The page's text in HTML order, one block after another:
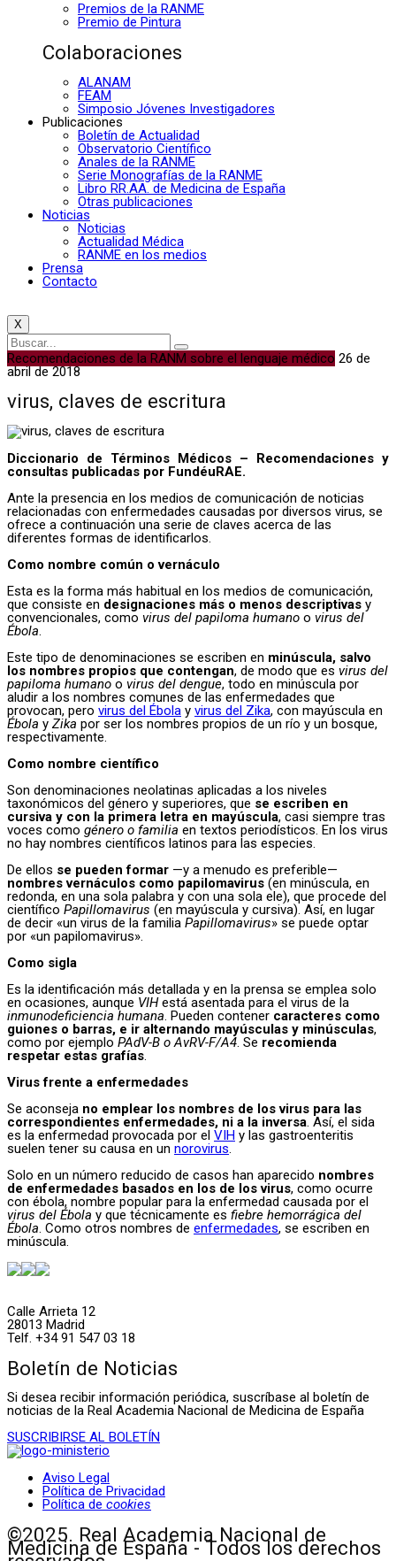
Premios de la RANME
Premio de Pintura
Colaboraciones
ALANAM
FEAM
Simposio Jóvenes Investigadores
Publicaciones
Boletín de Actualidad
Observatorio Científico
Anales de la RANME
Serie Monografías de la RANME
Libro RR.AA. de Medicina de España
Otras publicaciones
Noticias
Noticias
Actualidad Médica
RANME en los medios
Prensa
Contacto
X
Recomendaciones de la RANM sobre el lenguaje médico 26 de
abril de 2018
virus, claves de escritura
Diccionario de Términos Médicos – Recomendaciones y
consultas publicadas por FundéuRAE.
Ante la presencia en los medios de comunicación de noticias
relacionadas con enfermedades causadas por diversos virus, se
ofrece a continuación una serie de claves acerca de las
diferentes formas de identificarlos.
Como nombre común o vernáculo
Esta es la forma más habitual en los medios de comunicación,
que consiste en designaciones más o menos descriptivas y
convencionales, como virus del papiloma humano o virus del
Ébola.
Este tipo de denominaciones se escriben en minúscula, salvo
los nombres propios que contengan, de modo que es virus del
papiloma humano o virus del dengue, todo en minúscula por
aludir a los nombres comunes de las enfermedades que
provocan, pero virus del Ébola y virus del Zika, con mayúscula en
Ébola y Zika por ser los nombres propios de un río y un bosque,
respectivamente.
Como nombre científico
Son denominaciones neolatinas aplicadas a los niveles
taxonómicos del género y superiores, que se escriben en
cursiva y con la primera letra en mayúscula, casi siempre tras
voces como género o familia en textos periodísticos. En los virus
no hay nombres científicos latinos para las especies.
De ellos se pueden formar —y a menudo es preferible—
nombres vernáculos como papilomavirus (en minúscula, en
redonda, en una sola palabra y con una sola ele), que procede del
científico Papillomavirus (en mayúscula y cursiva). Así, en lugar
de decir «un virus de la familia Papillomavirus» se puede optar
por «un papilomavirus».
Como sigla
Es la identificación más detallada y en la prensa se emplea solo
en ocasiones, aunque VIHestá asentada para el virus de la
inmunodeficiencia humana. Pueden contener caracteres como
guiones o barras, e ir alternando mayúsculas y minúsculas,
como por ejemplo PAdV-B o AvRV-F/A4. Se recomienda
respetar estas grafías.
Virus frente a enfermedades
Se aconseja no emplear los nombres de los virus para las
correspondientes enfermedades, ni a la inversa. Así, el sida
es la enfermedad provocada por el VIH y las gastroenteritis
suelen tener su causa en un norovirus.
Solo en un número reducido de casos han aparecido nombres
de enfermedades basados en los de los virus, como ocurre
con ébola, nombre popular para la enfermedad causada por el
virus del Ébola y que técnicamente es fiebre hemorrágica del
Ébola. Como otros nombres de enfermedades, se escriben en
minúscula.
Calle Arrieta 12
28013 Madrid
Telf. +34 91 547 03 18
Boletín de Noticias
Si desea recibir información periódica, suscríbase al boletín de
noticias de la Real Academia Nacional de Medicina de España
SUSCRIBIRSE AL BOLETÍN
Aviso Legal
Política de Privacidad
Política de cookies
©2025. Real Academia Nacional de
Medicina de España - Todos los derechos